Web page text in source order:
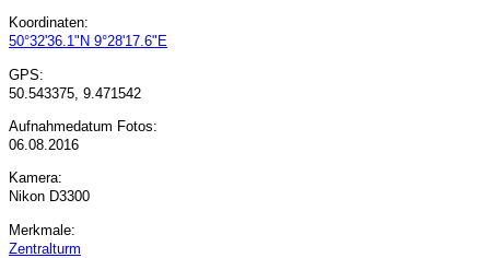
Koordinaten:
50°32'36.1"N 9°28'17.6"E
GPS:
50.543375, 9.471542
Aufnahmedatum Fotos:
06.08.2016
Kamera:
Nikon D3300
Merkmale:
Zentralturm